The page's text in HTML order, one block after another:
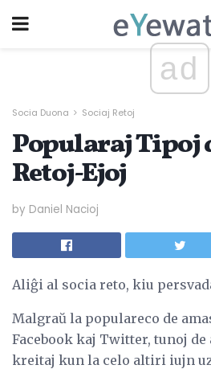
ad
Socia Duona Sociaj Retoj
Popularaj Tipoj
Retoj-Ejoj
by Daniel Nacioj
Aliĝi al socia reto, kiu
Malgraŭ la populareco de
Facebook kaj Twitter, tunoj
kreitaj kun la celo altiri iujn